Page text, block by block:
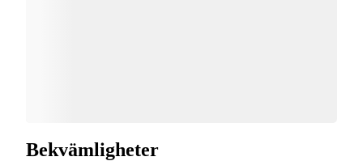
Bekvämligheter